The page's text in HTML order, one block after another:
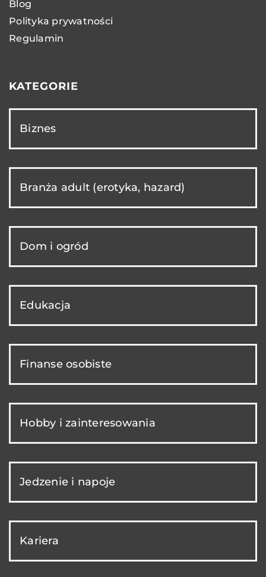
Blog
Polityka prywatności
Regulamin
KATEGORIE
Biznes
Branża adult (erotyka, hazard)
Dom i ogród
Edukacja
Finanse osobiste
Hobby i zainteresowania
Jedzenie i napoje
Kariera